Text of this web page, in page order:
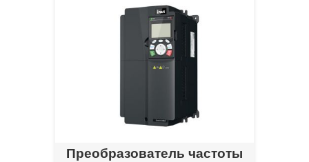
Преобразователь частоты